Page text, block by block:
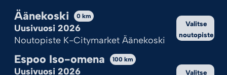
valita myymälä, josta tuotteet haluaa noutaa. Lisäksi on valittava
noutaako tuotteet venetsialaisissa, vuodenvaihteessa vai
varastoltamme Lohjalta muuhun aikaan vuodesta.
vuodenvaihteessa.
Äänekoski 0 km
Uusivuosi 2026
Noutopiste K-Citymarket Äänekoski
Valitse
noutopiste
Espoo Iso-omena 100 km
Uusivuosi 2026
Valitse